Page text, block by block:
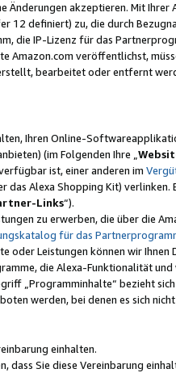
Änderungen akzeptieren. Mit
12 definiert) zu, die durch
die IP-Lizenz für das
Amazon.com veröffentlichst,
bearbeitet oder entfernt
Ihren Online-
(im Folgenden Ihre „
ist, einer anderen im
das Alexa Shopping Kit) verlinken.
Links“).
zu erwerben, die über die
für das
Leistungen können wir Ihnen
die Alexa-Funktionalität
„Programminhalte“ bezieht
werden, bei denen es sich
einhalten.
dass Sie diese Vereinbarung